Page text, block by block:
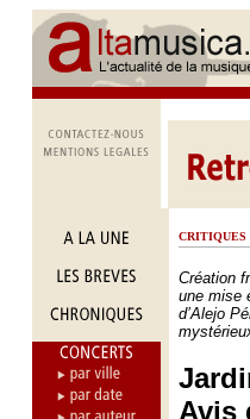
CRITIQUES
Création
une mise
d’Alejo
Avis